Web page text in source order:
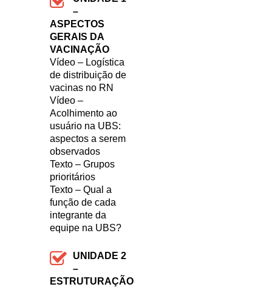
–
ASPECTOS
GERAIS DA
VACINAÇÃO
Vídeo – Logística
de distribuição de
vacinas no RN
Vídeo –
Acolhimento ao
usuário na UBS:
aspectos a serem
observados
Texto – Grupos
prioritários
Texto – Qual a
função de cada
integrante da
equipe na UBS?
UNIDADE 2
–
ESTRUTURAÇÃO